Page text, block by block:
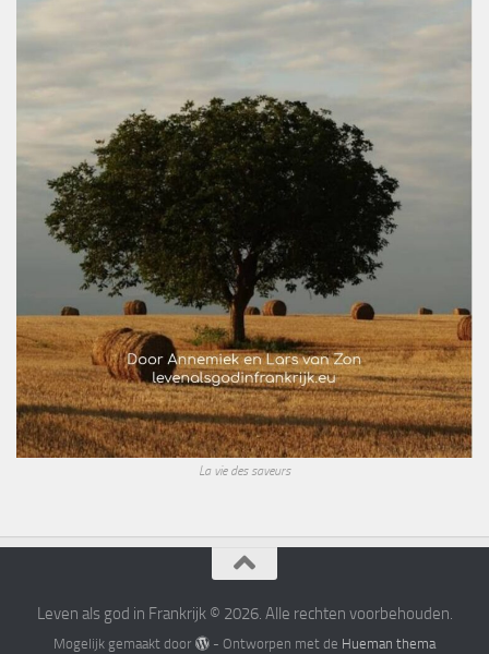
La vie des saveurs
Leven als god in Frankrijk © 2026. Alle rechten voorbehouden.
Mogelijk gemaakt door - Ontworpen met de Hueman thema